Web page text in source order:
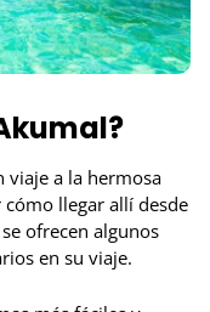
viaje a la hermosa
llegar allí desde
ofrecen algunos
en su viaje.